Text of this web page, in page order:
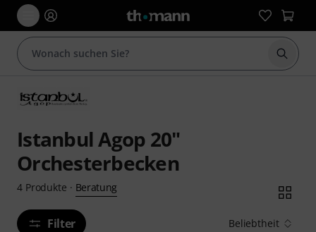
Suche
Istanbul Agop 20"
Orchesterbecken
4 Produkte · Beratung
Filter Beliebtheit